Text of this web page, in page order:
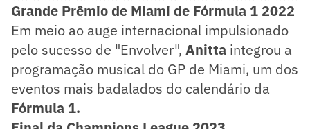
Grande Prêmio de Miami de Fórmula 1 2022
Em meio ao auge internacional impulsionado
pelo sucesso de "Envolver", Anitta integrou a
programação musical do GP de Miami, um dos
eventos mais badalados do calendário da
Fórmula 1.